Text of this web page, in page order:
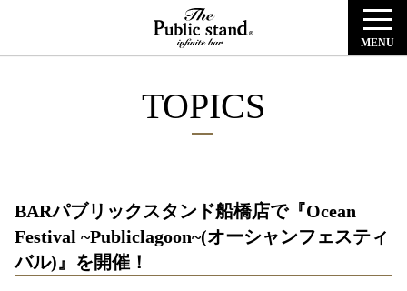
MENU
TOPICS
BARパブリックスタンド船橋店で『Ocean
Festival ~Publiclagoon~(オーシャンフェスティ
バル)』を開催！